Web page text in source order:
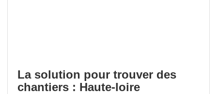
La solution pour trouver des
chantiers : Haute-loire